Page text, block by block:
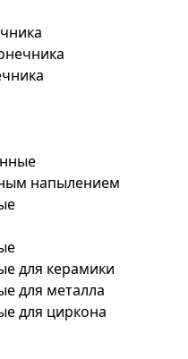
напылением
для керамики
для металла
для циркона